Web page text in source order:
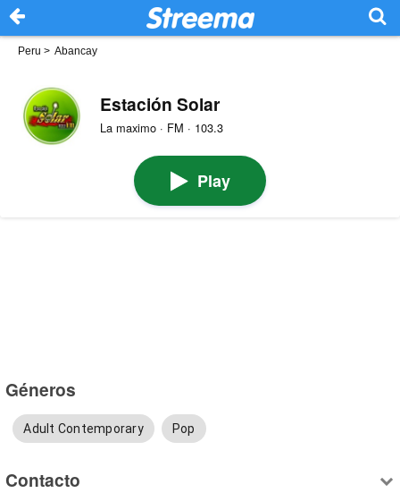
Peru > Abancay
Estación Solar
La maximo · FM · 103.3
Play
Géneros
Adult Contemporary Pop
Contacto